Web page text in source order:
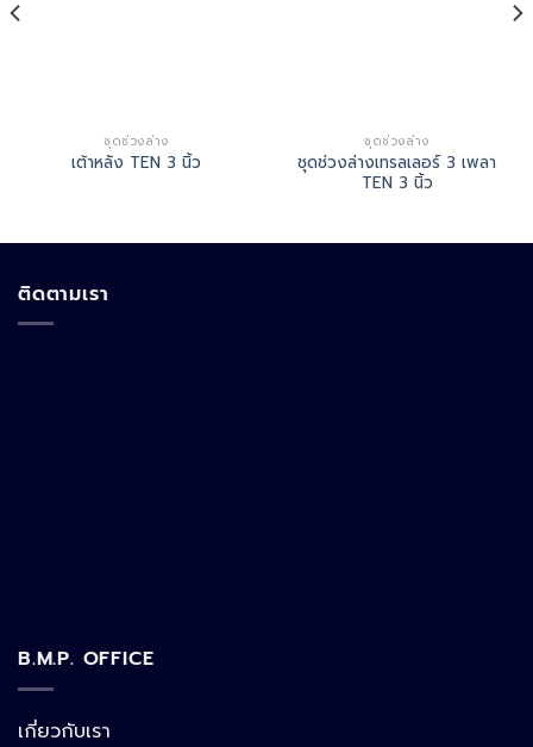
ชุดช่วงล่าง
เต้าหลัง TEN 3 นิ้ว
ชุดช่วงล่าง
ชุดช่วงล่างเทรลเลอร์ 3 เพลา
TEN 3 นิ้ว
ติดตามเรา
B.M.P. OFFICE
เกี่ยวกับเรา